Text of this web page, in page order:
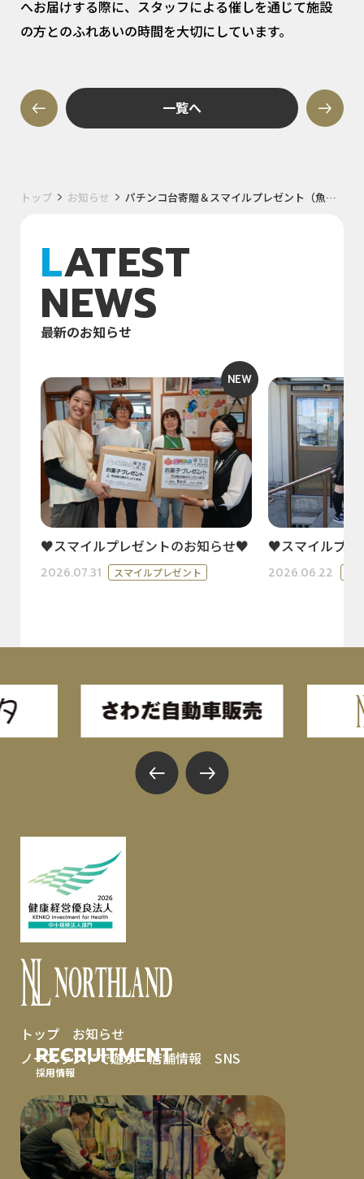
へお届けする際に、スタッフによる催しを通じて施設
の方とのふれあいの時間を大切にしています。
一覧へ
トップ お知らせ パチンコ台寄贈＆スマイルプレゼント（魚津市 あんどの里様）
LATEST
NEWS
最新のお知らせ
NEW
♥スマイルプレゼントのお知らせ♥
2026.07.31 スマイルプレゼント
♥スマイルプ
2026.06.22
トップ
お知らせ
ノースランドで遊ぶ
店舗情報 SNS
RECRUITMENT
採用情報